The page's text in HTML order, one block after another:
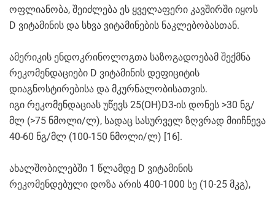
ოფლიანობა, შეიძლება ეს ყველაფერი კავშირში იყოს
D ვიტამინის და სხვა ვიტამინების ნაკლებობასთან.
ამერიკის ენდოკრინოლოგთა საზოგადოებამ შექმნა
რეკომენდაციები D ვიტამინის დეფიციტის
დიაგნოსტირებისა და მკურნალობისათვის.
იგი რეკომენდაციას უწევს 25(OH)D3-ის დონეს >30 ნგ/
მლ (>75 ნმოლი/ლ), სადაც სასურველ ზღვრად მიიჩნევა
40-60 ნგ/მლ (100-150 ნმოლი/ლ) [16].
ახალშობილებში 1 წლამდე D ვიტამინის
რეკომენდებული დოზა არის 400-1000 სე (10-25 მკგ),